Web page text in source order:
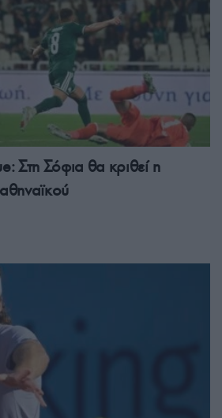
Στη Σόφια θα κριθεί η